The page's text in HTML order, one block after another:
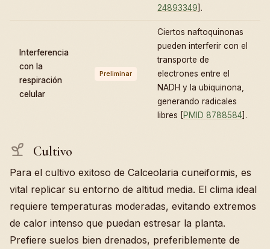
24893349].
Interferencia
con la
respiración
celular
Preliminar
Ciertos naftoquinonas
pueden interferir con el
transporte de
electrones entre el
NADH y la ubiquinona,
generando radicales
libres [PMID 8788584].
Cultivo
Para el cultivo exitoso de Calceolaria cuneiformis, es
vital replicar su entorno de altitud media. El clima ideal
requiere temperaturas moderadas, evitando extremos
de calor intenso que puedan estresar la planta.
Prefiere suelos bien drenados, preferiblemente de